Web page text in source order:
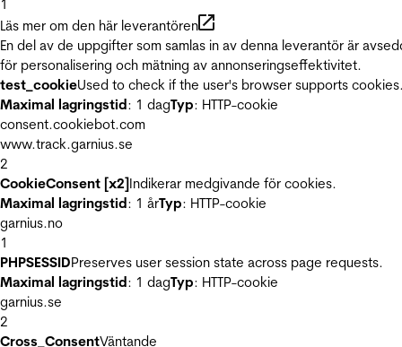
1
Läs mer om den här leverantören
En del av de uppgifter som samlas in av denna leverantör är
för personalisering och mätning av annonseringseffektivitet.
test_cookieUsed to check if the user's browser supports
Maximal lagringstid: 1 dagTyp: HTTP-cookie
consent.cookiebot.com
www.track.garnius.se
2
CookieConsent [x2]Indikerar medgivande för cookies.
Maximal lagringstid: 1 årTyp: HTTP-cookie
garnius.no
1
PHPSESSIDPreserves user session state across page requests.
Maximal lagringstid: 1 dagTyp: HTTP-cookie
garnius.se
2
Cross_ConsentVäntande